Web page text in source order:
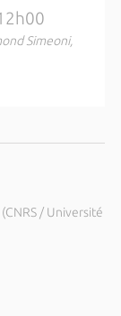
Simeoni,
/ Université